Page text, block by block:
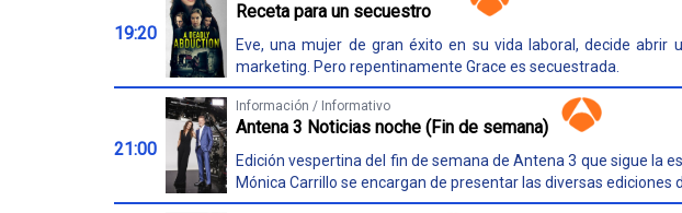
19:20
Receta para un secuestro
Eve, una mujer de gran éxito en su vida laboral, decide
marketing. Pero repentinamente Grace es secuestrada.
21:00
Información / Informativo
Antena 3 Noticias noche (Fin de semana)
Edición vespertina del fin de semana de Antena 3 que sigue la
Mónica Carrillo se encargan de presentar las diversas ediciones